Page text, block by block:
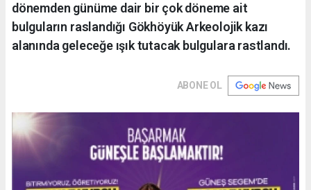
dönemden günüme dair bir çok döneme ait
bulguların raslandığı Gökhöyük Arkeolojik kazı
alanında geleceğe ışık tutacak bulgulara rastlandı.
ABONE OL